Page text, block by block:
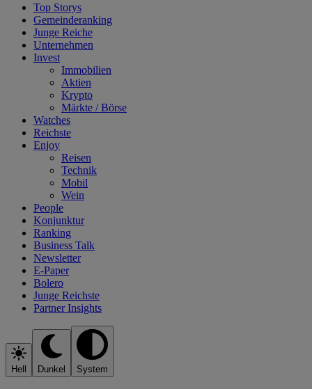
Top Storys
Gemeinderanking
Junge Reiche
Unternehmen
Invest
Immobilien
Aktien
Krypto
Märkte / Börse
Watches
Reichste
Enjoy
Reisen
Technik
Mobil
Wein
People
Konjunktur
Ranking
Business Talk
Newsletter
E-Paper
Bolero
Junge Reichste
Partner Insights
Hell Dunkel System